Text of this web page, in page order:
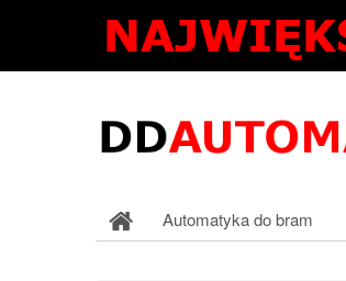
Automatyka do bram